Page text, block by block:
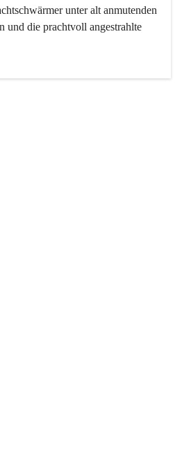
unter alt anmutenden
und die prachtvoll angestrahlte
nicht mehr, ist aber integrativer